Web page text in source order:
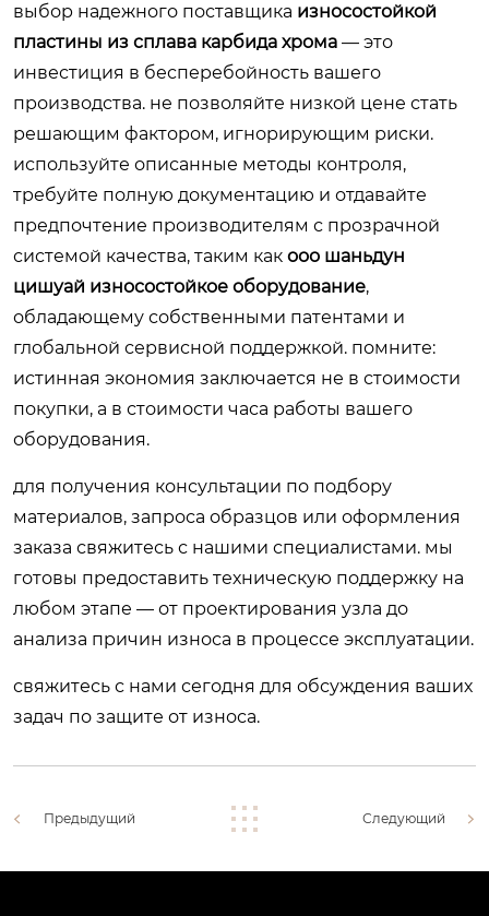
выбор надежного поставщика износостойкой
пластины из сплава карбида хрома — это
инвестиция в бесперебойность вашего
производства. не позволяйте низкой цене стать
решающим фактором, игнорирующим риски.
используйте описанные методы контроля,
требуйте полную документацию и отдавайте
предпочтение производителям с прозрачной
системой качества, таким как ооо шаньдун
цишуай износостойкое оборудование,
обладающему собственными патентами и
глобальной сервисной поддержкой. помните:
истинная экономия заключается не в стоимости
покупки, а в стоимости часа работы вашего
оборудования.
для получения консультации по подбору
материалов, запроса образцов или оформления
заказа свяжитесь с нашими специалистами. мы
готовы предоставить техническую поддержку на
любом этапе — от проектирования узла до
анализа причин износа в процессе эксплуатации.
свяжитесь с нами сегодня для обсуждения ваших
задач по защите от износа.
Предыдущий Следующий